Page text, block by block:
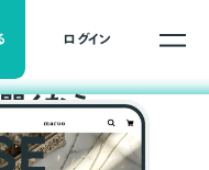
ログイン
くなら